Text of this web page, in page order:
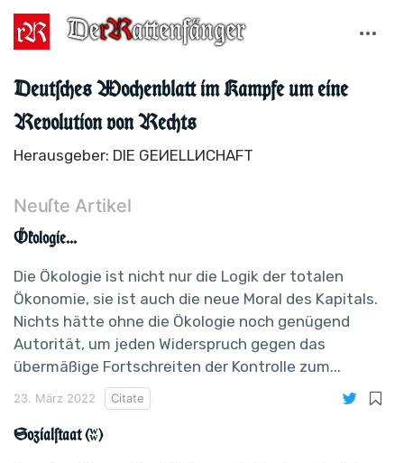
Deutſches Wochenblatt im Kampfe um eine
Revolution von Rechts
Herausgeber: DIE GEИELLИCHAFT
Neuſte Artikel
Ökologie...
Die Ökologie ist nicht nur die Logik der totalen
Ökonomie, sie ist auch die neue Moral des Kapitals.
Nichts hätte ohne die Ökologie noch genügend
Autorität, um jeden Widerspruch gegen das
übermäßige Fortschreiten der Kontrolle zum...
23. März 2022 Citate
Sozialſtaat (ʬ)